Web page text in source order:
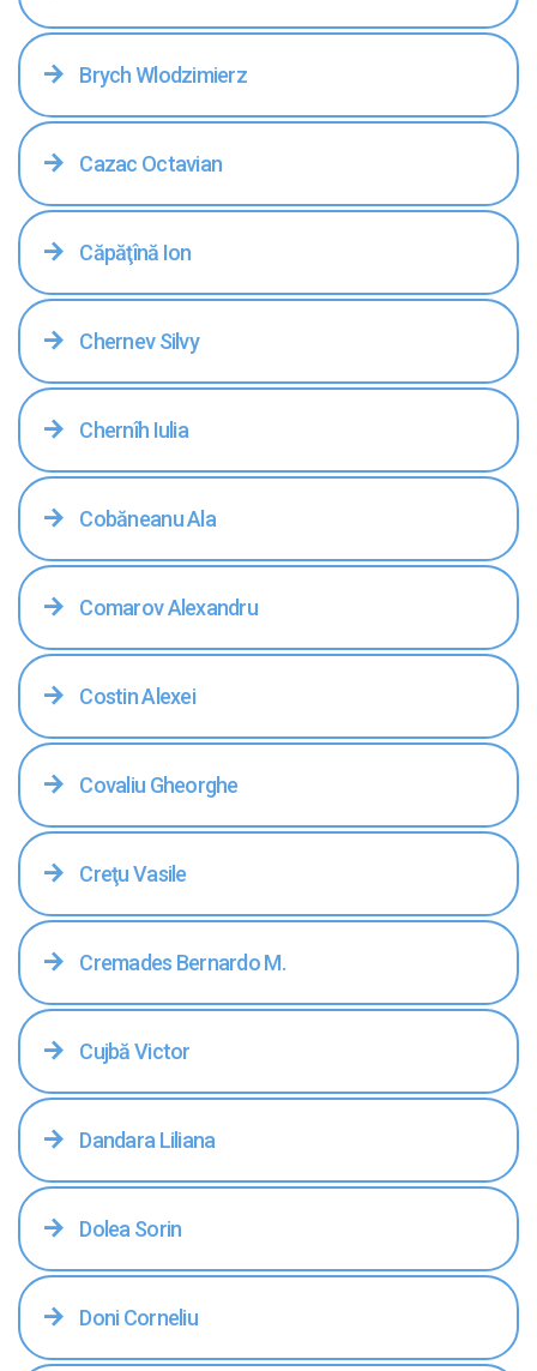
Brych Wlodzimierz
Cazac Octavian
Căpăţînă Ion
Chernev Silvy
Chernîh Iulia
Cobăneanu Ala
Comarov Alexandru
Costin Alexei
Covaliu Gheorghe
Creţu Vasile
Cremades Bernardo M.
Cujbă Victor
Dandara Liliana
Dolea Sorin
Doni Corneliu